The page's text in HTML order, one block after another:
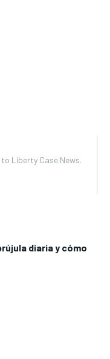
Liberty Case News.
diaria y cómo